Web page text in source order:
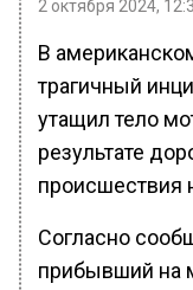
2 октября 2024,
В
трагичный
утащил тело
результате
происшествия
Согласно
прибывший на